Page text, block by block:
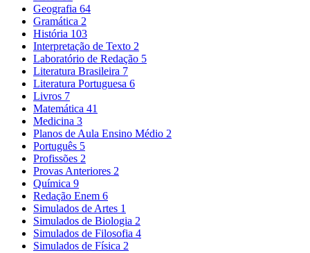
Geografia 64
Gramática 2
História 103
Interpretação de Texto 2
Laboratório de Redação 5
Literatura Brasileira 7
Literatura Portuguesa 6
Livros 7
Matemática 41
Medicina 3
Planos de Aula Ensino Médio 2
Português 5
Profissões 2
Provas Anteriores 2
Química 9
Redação Enem 6
Simulados de Artes 1
Simulados de Biologia 2
Simulados de Filosofia 4
Simulados de Física 2